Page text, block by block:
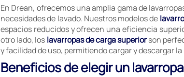
En Drean, ofrecemos una amplia gama de
necesidades de lavado. Nuestros modelos de
espacios reducidos y ofrecen una eficiencia
otro lado, los lavarropas de carga superiorson
y facilidad de uso, permitiendo cargar y descargar
Beneficios de elegir un